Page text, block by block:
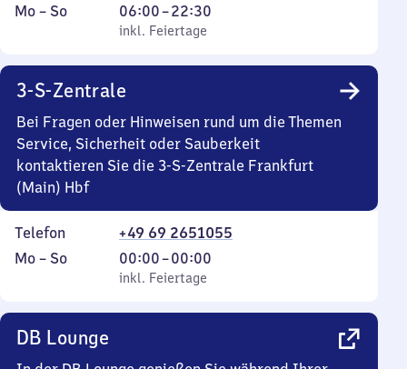
Montag
Mo – So,
inkl. Feiertage
06:00–22:30
Von
6
22
Uhr
30
inkl. Feiertage
3-S-Zentrale
Bei Fragen oder Hinweisen rund um die Themen
Service, Sicherheit oder Sauberkeit
kontaktieren Sie die 3-S-Zentrale Frankfurt
(Main) Hbf
Telefon
+49 69 2651055
Montag
Mo – So,
inkl. Feiertage
00:00–00:00
Von
0
inkl. Feiertage
DB Lounge